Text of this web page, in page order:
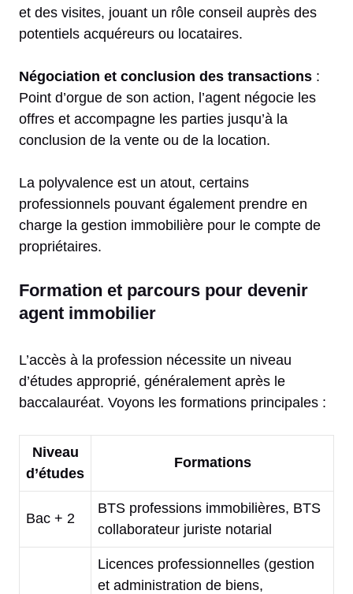
et des visites, jouant un rôle conseil auprès des
potentiels acquéreurs ou locataires.
Négociation et conclusion des transactions :
Point d’orgue de son action, l’agent négocie les
offres et accompagne les parties jusqu’à la
conclusion de la vente ou de la location.
La polyvalence est un atout, certains
professionnels pouvant également prendre en
charge la gestion immobilière pour le compte de
propriétaires.
Formation et parcours pour devenir
agent immobilier
L’accès à la profession nécessite un niveau
d’études approprié, généralement après le
baccalauréat. Voyons les formations principales :
Niveau
d’études
Formations
Bac + 2
BTS professions immobilières, BTS
collaborateur juriste notarial
Licences professionnelles (gestion
et administration de biens,